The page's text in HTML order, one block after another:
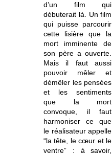
d’un film qui
débuterait là. Un film
qui puisse parcourir
cette lisière que la
mort imminente de
son père a ouverte.
Mais il faut aussi
pouvoir mêler et
démêler les pensées
et les sentiments
que la mort
convoque, il faut
harmoniser ce que
le réalisateur appelle
“la tête, le cœur et le
ventre” : à savoir,